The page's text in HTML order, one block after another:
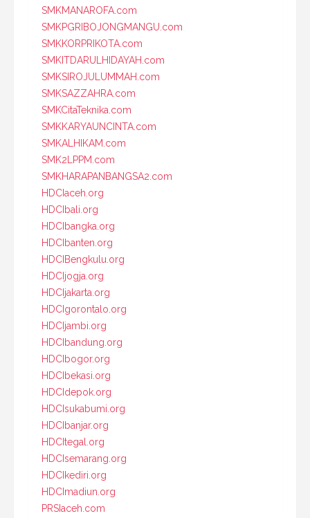
SMKMANAROFA.com
SMKPGRIBOJONGMANGU.com
SMKKORPRIKOTA.com
SMKITDARULHIDAYAH.com
SMKSIROJULUMMAH.com
SMKSAZZAHRA.com
SMKCitaTeknika.com
SMKKARYAUNCINTA.com
SMKALHIKAM.com
SMK2LPPM.com
SMKHARAPANBANGSA2.com
HDCIaceh.org
HDCIbali.org
HDCIbangka.org
HDCIbanten.org
HDCIBengkulu.org
HDCIjogja.org
HDCIjakarta.org
HDCIgorontalo.org
HDCIjambi.org
HDCIbandung.org
HDCIbogor.org
HDCIbekasi.org
HDCIdepok.org
HDCIsukabumi.org
HDCIbanjar.org
HDCItegal.org
HDCIsemarang.org
HDCIkediri.org
HDCImadiun.org
PRSIaceh.com